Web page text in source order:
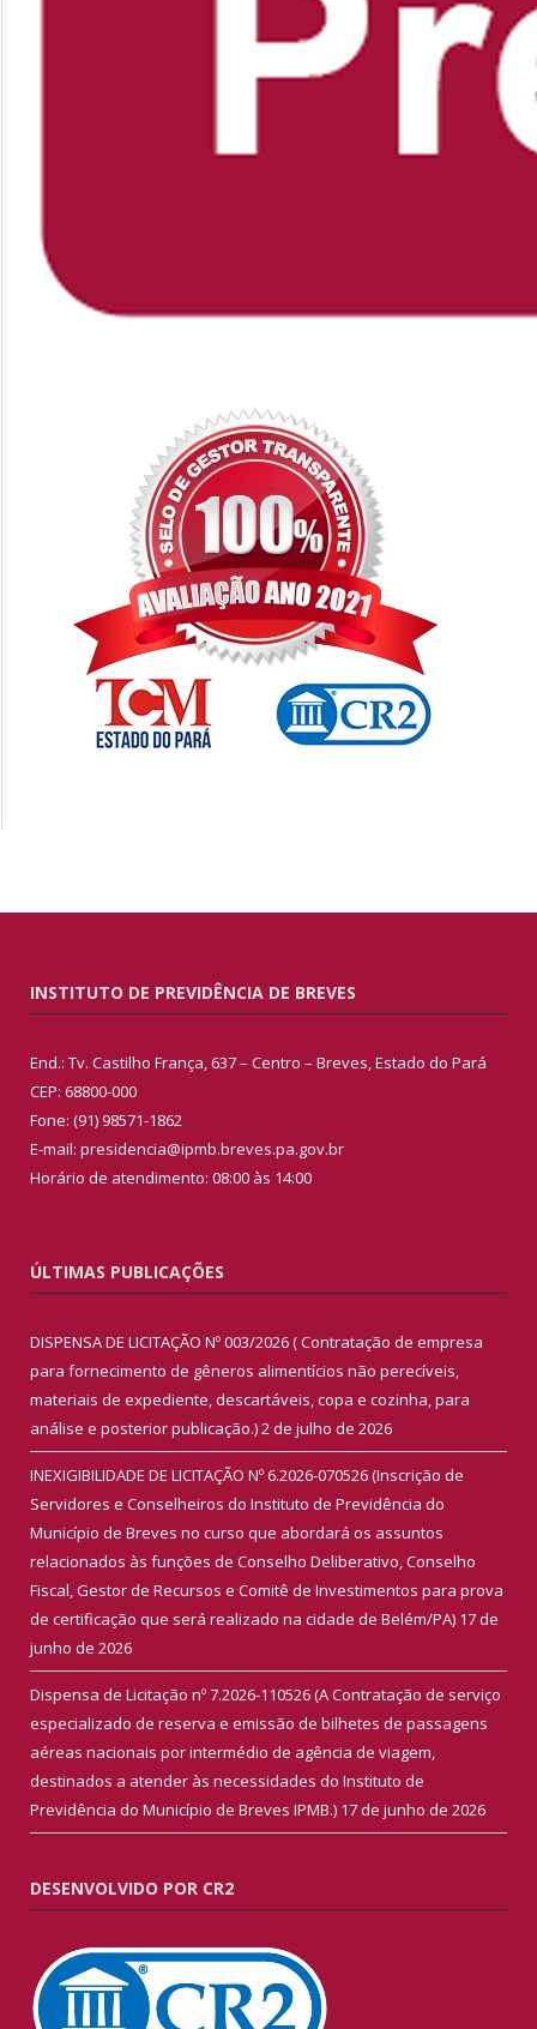
INSTITUTO DE PREVIDÊNCIA DE BREVES
End.: Tv. Castilho França, 637 – Centro – Breves, Estado do Pará
CEP: 68800-000
Fone: (91) 98571-1862
E-mail: presidencia@ipmb.breves.pa.gov.br
Horário de atendimento: 08:00 às 14:00
ÚLTIMAS PUBLICAÇÕES
DISPENSA DE LICITAÇÃO Nº 003/2026 ( Contratação de empresa
para fornecimento de gêneros alimentícios não perecíveis,
materiais de expediente, descartáveis, copa e cozinha, para
análise e posterior publicação.)2 de julho de 2026
INEXIGIBILIDADE DE LICITAÇÃO Nº 6.2026-070526 (Inscrição de
Servidores e Conselheiros do Instituto de Previdência do
Município de Breves no curso que abordará os assuntos
relacionados às funções de Conselho Deliberativo, Conselho
Fiscal, Gestor de Recursos e Comitê de Investimentos para prova
de certificação que será realizado na cidade de Belém/PA) 17 de
junho de 2026
Dispensa de Licitação nº 7.2026-110526 (A Contratação de serviço
especializado de reserva e emissão de bilhetes de passagens
aéreas nacionais por intermédio de agência de viagem,
destinados a atender às necessidades do Instituto de
Previdência do Município de Breves IPMB.) 17 de junho de 2026
DESENVOLVIDO POR CR2